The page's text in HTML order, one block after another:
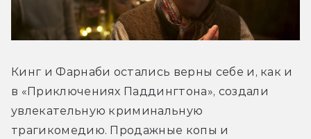
Кинг и Фарнаби остались верны себе и, как и
в «Приключениях Паддингтона», создали
увлекательную криминальную
трагикомедию. Продажные копы и